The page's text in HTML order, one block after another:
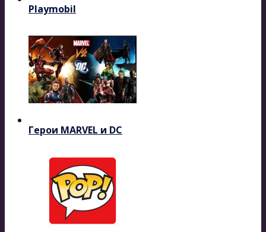
Playmobil
Герои MARVEL и DC